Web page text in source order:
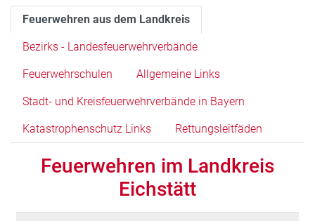
Feuerwehren aus dem Landkreis
Bezirks - Landesfeuerwehrverbände
Feuerwehrschulen Allgemeine Links
Stadt- und Kreisfeuerwehrverbände in Bayern
Katastrophenschutz Links Rettungsleitfäden
Feuerwehren im Landkreis
Eichstätt